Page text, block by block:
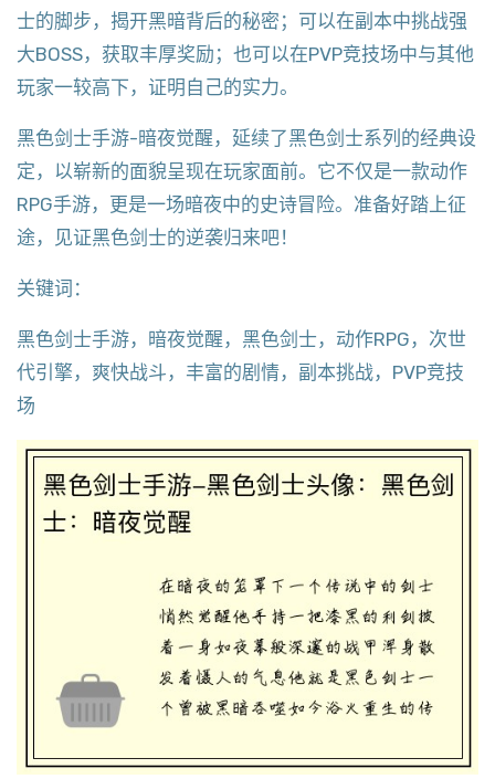
士的脚步，揭开黑暗背后的秘密；可以在副本中挑战强
大BOSS，获取丰厚奖励；也可以在PVP竞技场中与其他
玩家一较高下，证明自己的实力。
黑色剑士手游-暗夜觉醒，延续了黑色剑士系列的经典设
定，以崭新的面貌呈现在玩家面前。它不仅是一款动作
RPG手游，更是一场暗夜中的史诗冒险。准备好踏上征
途，见证黑色剑士的逆袭归来吧！
关键词：
黑色剑士手游，暗夜觉醒，黑色剑士，动作RPG，次世
代引擎，爽快战斗，丰富的剧情，副本挑战，PVP竞技
场